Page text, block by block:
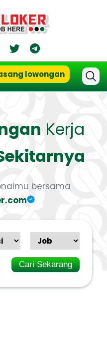
lowongan
Kerja
bersama
Cari Sekarang